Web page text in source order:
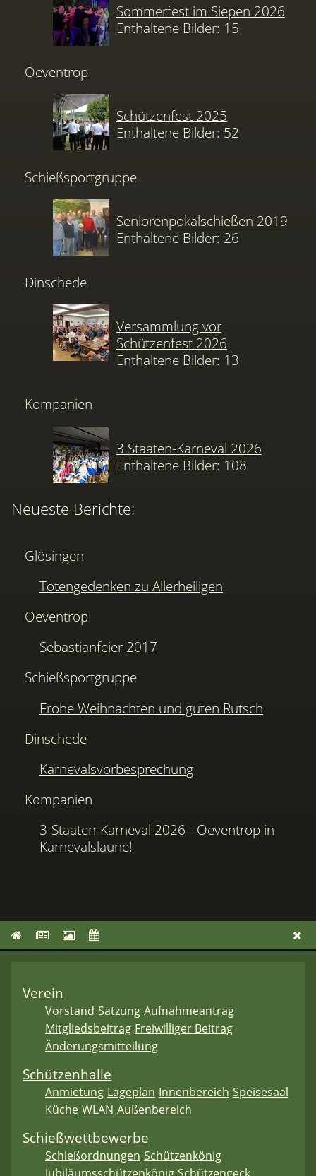
Sommerfest im Siepen 2026
Enthaltene Bilder: 15
Oeventrop
Schützenfest 2025
Enthaltene Bilder: 52
Schießsportgruppe
Seniorenpokalschießen 2019
Enthaltene Bilder: 26
Dinschede
Versammlung vor
Schützenfest 2026
Enthaltene Bilder: 13
Kompanien
3 Staaten-Karneval 2026
Enthaltene Bilder: 108
Neueste Berichte:
Glösingen
Totengedenken zu Allerheiligen
Oeventrop
Sebastianfeier 2017
Schießsportgruppe
Frohe Weihnachten und guten Rutsch
Dinschede
Karnevalsvorbesprechung
Kompanien
3-Staaten-Karneval 2026 - Oeventrop in
Karnevalslaune!
Verein
Vorstand Satzung Aufnahmeantrag
Mitgliedsbeitrag Freiwilliger Beitrag
Änderungsmitteilung
Schützenhalle
Anmietung Lageplan Innenbereich Speisesaal
Küche WLAN Außenbereich
Schießwettbewerbe
Schießordnungen Schützenkönig